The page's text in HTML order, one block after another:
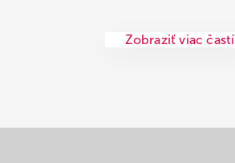
Zobraziť viac častí